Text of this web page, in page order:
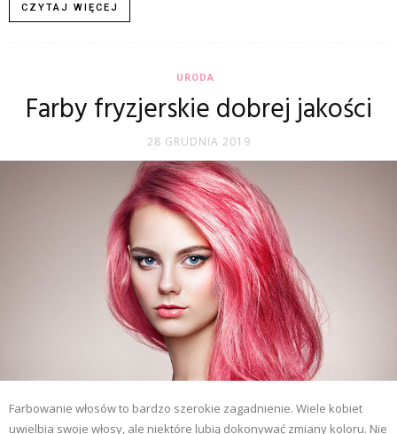
CZYTAJ WIĘCEJ
URODA
Farby fryzjerskie dobrej jakości
28 GRUDNIA 2019
Farbowanie włosów to bardzo szerokie zagadnienie. Wiele kobiet
uwielbia swoje włosy, ale niektóre lubią dokonywać zmiany koloru. Nie